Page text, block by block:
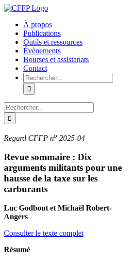
Skip
contentÀ propos
Publications
Outils et ressources
Évènements
Bourses et assistanats
Contact
Recherche
sur
le
site
:
Recherche
sur
le
:Regard CFFP no 2025-04
Revue sommaire : Dix
arguments militants pour une
hausse de la taxe sur les
carburants
Luc Godbout et Michaël Robert-
Angers
Consulter le texte complet
Résumé